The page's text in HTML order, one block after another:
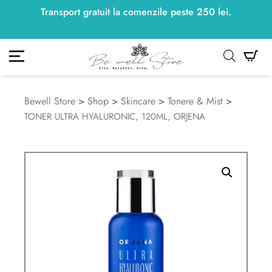
Transport gratuit la comenzile peste 250 lei.
250lei
meu
Bewell Store > Shop > Skincare > Tonere & Mist >
TONER ULTRA HYALURONIC, 120ML, ORJENA